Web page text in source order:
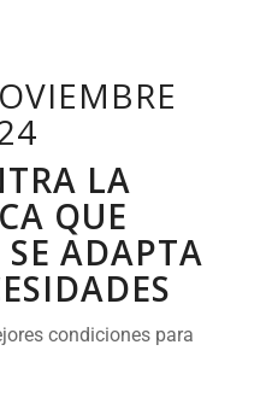
LA
QUE
ADAPTA
condiciones para